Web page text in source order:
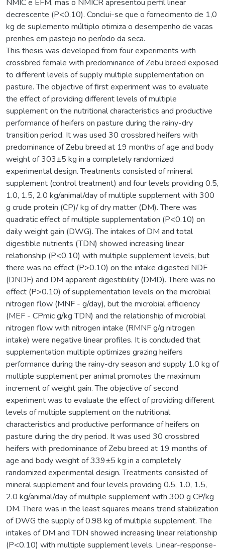
NMIC e EFM, mas o NMICR apresentou perfil linear
decrescente (P<0,10). Conclui-se que o fornecimento de 1,0
kg de suplemento múltiplo otimiza o desempenho de vacas
prenhes em pastejo no período da seca.
This thesis was developed from four experiments with
crossbred female with predominance of Zebu breed exposed
to different levels of supply multiple supplementation on
pasture. The objective of first experiment was to evaluate
the effect of providing different levels of multiple
supplement on the nutritional characteristics and productive
performance of heifers on pasture during the rainy-dry
transition period. It was used 30 crossbred heifers with
predominance of Zebu breed at 19 months of age and body
weight of 303±5 kg in a completely randomized
experimental design. Treatments consisted of mineral
supplement (control treatment) and four levels providing 0.5,
1.0, 1.5, 2.0 kg/animal/day of multiple supplement with 300
g crude protein (CP)/ kg of dry matter (DM). There was
quadratic effect of multiple supplementation (P<0.10) on
daily weight gain (DWG). The intakes of DM and total
digestible nutrients (TDN) showed increasing linear
relationship (P<0.10) with multiple supplement levels, but
there was no effect (P>0.10) on the intake digested NDF
(DNDF) and DM apparent digestibility (DMD). There was no
effect (P>0.10) of supplementation levels on the microbial
nitrogen flow (MNF - g/day), but the microbial efficiency
(MEF - CPmic g/kg TDN) and the relationship of microbial
nitrogen flow with nitrogen intake (RMNF g/g nitrogen
intake) were negative linear profiles. It is concluded that
supplementation multiple optimizes grazing heifers
performance during the rainy-dry season and supply 1.0 kg of
multiple supplement per animal promotes the maximum
increment of weight gain. The objective of second
experiment was to evaluate the effect of providing different
levels of multiple supplement on the nutritional
characteristics and productive performance of heifers on
pasture during the dry period. It was used 30 crossbred
heifers with predominance of Zebu breed at 19 months of
age and body weight of 339±5 kg in a completely
randomized experimental design. Treatments consisted of
mineral supplement and four levels providing 0.5, 1.0, 1.5,
2.0 kg/animal/day of multiple supplement with 300 g CP/kg
DM. There was in the least squares means trend stabilization
of DWG the supply of 0.98 kg of multiple supplement. The
intakes of DM and TDN showed increasing linear relationship
(P<0.10) with multiple supplement levels. Linear-response-